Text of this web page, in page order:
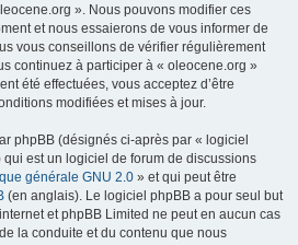
». Nous pouvons modifier ces
et nous essaierons de vous informer de
vous conseillons de vérifier régulièrement
continuez à participer à « oleocene.org »
été effectuées, vous acceptez d’être
modifiées et mises à jour.
phpBB (désignés ci-après par « logiciel
est un logiciel de forum de discussions
générale GNU 2.0 » et qui peut être
(en anglais). Le logiciel phpBB a pour seul but
et phpBB Limited ne peut en aucun cas
la conduite et du contenu que nous